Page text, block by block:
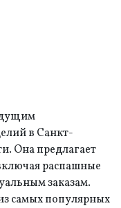
в Санкт-
Она предлагает
распашные
заказам.
самых популярных